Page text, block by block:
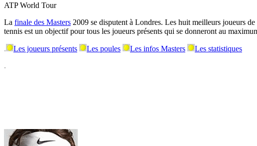
ATP World Tour
La finale des Masters 2009 se disputent à Londres. Les huit meilleurs joueurs
tennis est un objectif pour tous les joueurs présents qui se donneront au
. Les joueurs présents Les poules Les infos Masters
Les statistiques
.